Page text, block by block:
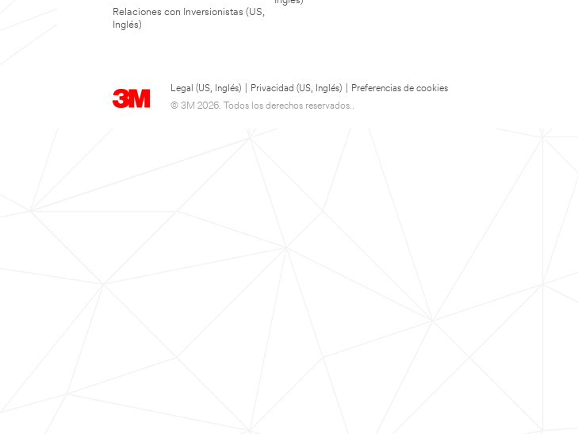
Relaciones con Inversionistas (US,
Inglés)
Legal (US, Inglés) Privacidad (US, Inglés)
Preferencias de cookies
© 3M 2026. Todos los derechos reservados..